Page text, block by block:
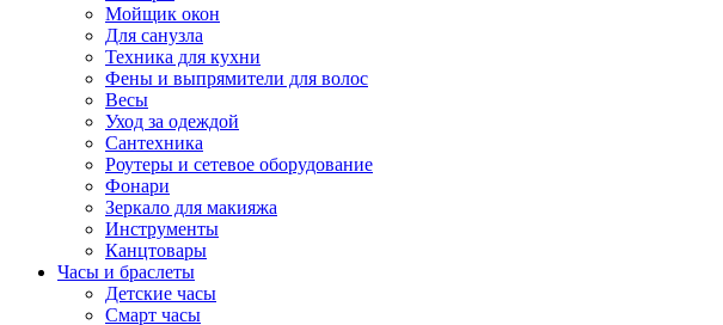
Мойщик окон
Для санузла
Техника для кухни
Фены и выпрямители для волос
Весы
Уход за одеждой
Сантехника
Роутеры и сетевое оборудование
Фонари
Зеркало для макияжа
Инструменты
Канцтовары
Часы и браслеты
Детские часы
Смарт часы